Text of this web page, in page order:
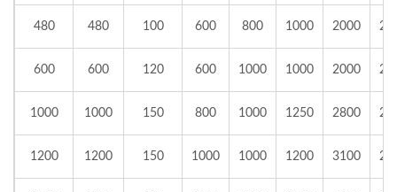
480 480 100 600 800 1000 2000
600 600 120 600 1000 1000 2000
1000 1000 150 800 1000 1250 2800
1200 1200 150 1000 1000 1200 3100